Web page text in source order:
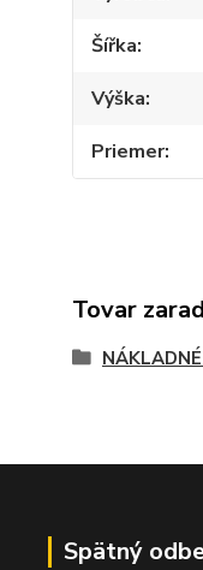
Šířka
Výška
Priemer
Tovar
Spätný